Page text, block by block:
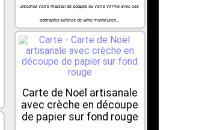
Décorez votre maison de poupée ou votre vitrine avec ces
adorables pelotes de laine miniatures...
Carte de Noël artisanale
avec crèche en découpe
de papier sur fond rouge